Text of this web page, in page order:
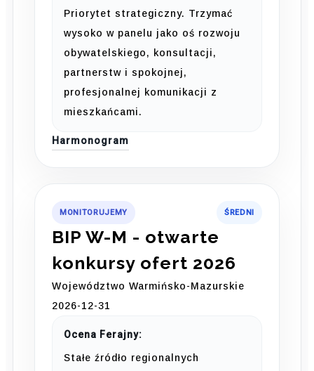
Priorytet strategiczny. Trzymać
wysoko w panelu jako oś rozwoju
obywatelskiego, konsultacji,
partnerstw i spokojnej,
profesjonalnej komunikacji z
mieszkańcami.
Harmonogram
MONITORUJEMY ŚREDNI
BIP W-M - otwarte
konkursy ofert 2026
Województwo Warmińsko-Mazurskie
2026-12-31
Ocena Ferajny:
Stałe źródło regionalnych